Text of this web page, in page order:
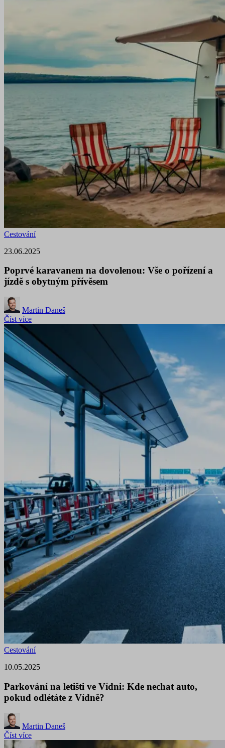
Cestování
23.06.2025
Poprvé karavanem na dovolenou: Vše o pořízení a
jízdě s obytným přívěsem
Martin Daneš
Číst více
Cestování
10.05.2025
Parkování na letišti ve Vídni: Kde nechat auto,
pokud odlétáte z Vídně?
Martin Daneš
Číst více